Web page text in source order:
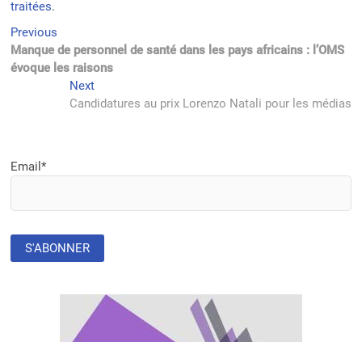
traitées.
Navigation
de
l’article
Previous
post:
Manque de personnel de santé dans les pays africains : l’OMS
évoque les raisons
NextNext
post:
Candidatures au prix Lorenzo Natali pour les médias
Email*